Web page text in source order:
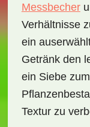
Messbecher
Verhältnisse
ein
Getränk den
ein Siebezum
Textur zu